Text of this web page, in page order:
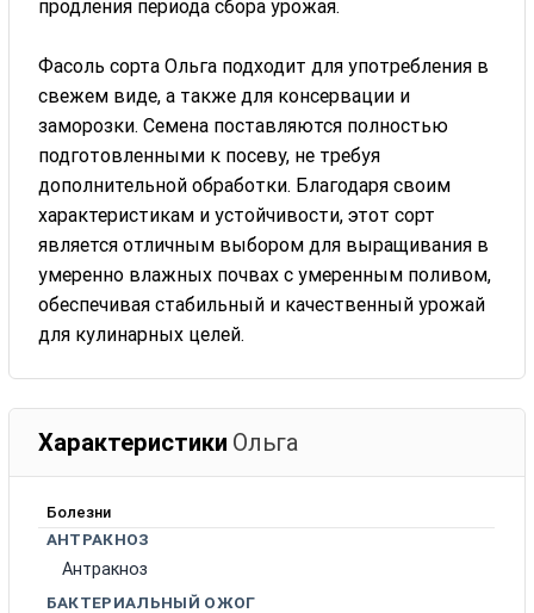
продления периода сбора урожая.
Фасоль сорта Ольга подходит для употребления в
свежем виде, а также для консервации и
заморозки. Семена поставляются полностью
подготовленными к посеву, не требуя
дополнительной обработки. Благодаря своим
характеристикам и устойчивости, этот сорт
является отличным выбором для выращивания в
умеренно влажных почвах с умеренным поливом,
обеспечивая стабильный и качественный урожай
для кулинарных целей.
Характеристики Ольга
Болезни
АНТРАКНОЗ
Антракноз
БАКТЕРИАЛЬНЫЙ ОЖОГ